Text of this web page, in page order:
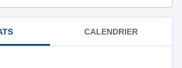
CALENDRIER